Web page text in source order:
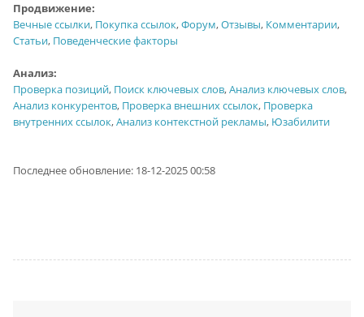
Продвижение:
Вечные ссылки, Покупка ссылок,Форум,Отзывы, Комментарии,
Статьи, Поведенческие факторы
Анализ:
Проверка позиций, Поиск ключевых слов,Анализ ключевых слов,
Анализ конкурентов, Проверка внешних ссылок, Проверка
внутренних ссылок,Анализ контекстной рекламы, Юзабилити
Последнее обновление: 18-12-2025 00:58